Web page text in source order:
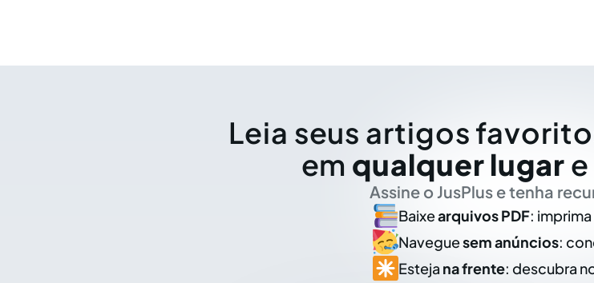
Leia seus artigos
em qualquer lugar e
Assine o JusPlus e tenha
Baixearquivos PDF:
Naveguesem anúncios:
Esteja na frente: descubra